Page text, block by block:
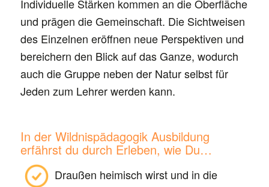
Individuelle Stärken kommen an die Oberfläche
und prägen die Gemeinschaft. Die Sichtweisen
des Einzelnen eröffnen neue Perspektiven und
bereichern den Blick auf das Ganze, wodurch
auch die Gruppe neben der Natur selbst für
Jeden zum Lehrer werden kann.
In der Wildnispädagogik Ausbildung
erfährst du durch Erleben, wie Du…
Draußen heimisch wirst und in die